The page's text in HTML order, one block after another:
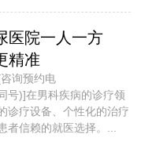
医院一人一方
精准
询预约电
号)]​在男科疾病的诊疗领
诊疗设备、个性化的治疗
信赖的就医选择。...